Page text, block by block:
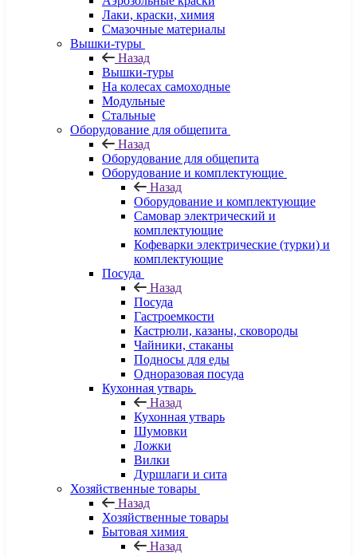
Лаки, краски, химия
Смазочные материалы
Вышки-туры
Назад
Вышки-туры
На колесах самоходные
Модульные
Стальные
Оборудование для общепита
Назад
Оборудование для общепита
Оборудование и комплектующие
Назад
Оборудование и комплектующие
Самовар электрический и
комплектующие
Кофеварки электрические (турки) и
комплектующие
Посуда
Назад
Посуда
Гастроемкости
Кастрюли, казаны, сковороды
Чайники, стаканы
Подносы для еды
Одноразовая посуда
Кухонная утварь
Назад
Кухонная утварь
Шумовки
Ложки
Вилки
Дуршлаги и сита
Хозяйственные товары
Назад
Хозяйственные товары
Бытовая химия
Назад